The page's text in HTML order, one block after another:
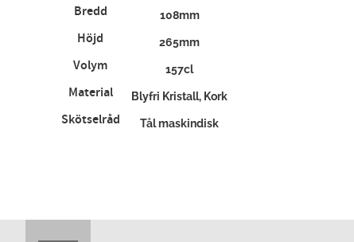
Bredd 108mm
Höjd 265mm
Volym 157cl
Material Blyfri Kristall, Kork
Skötselråd Tål maskindisk